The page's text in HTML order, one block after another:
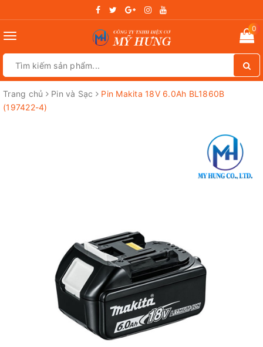
Toggle
0
Trang chủ Pin và Sạc
Pin Makita 18V 6.0Ah BL1860B
(197422-4)